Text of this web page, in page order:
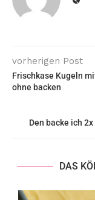
vorherigen Post
Frischkase Kugeln
ohne backen
Den backe ich
DAS